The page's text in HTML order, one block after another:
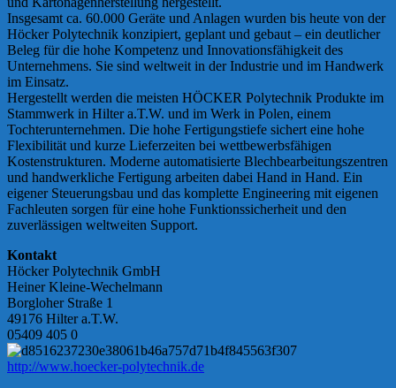
Insgesamt ca. 60.000 Geräte und Anlagen wurden bis heute von der
Höcker Polytechnik konzipiert, geplant und gebaut – ein deutlicher
Beleg für die hohe Kompetenz und Innovationsfähigkeit des
Unternehmens. Sie sind weltweit in der Industrie und im Handwerk
im Einsatz.
Hergestellt werden die meisten HÖCKER Polytechnik Produkte im
Stammwerk in Hilter a.T.W. und im Werk in Polen, einem
Tochterunternehmen. Die hohe Fertigungstiefe sichert eine hohe
Flexibilität und kurze Lieferzeiten bei wettbewerbsfähigen
Kostenstrukturen. Moderne automatisierte Blechbearbeitungszentren
und handwerkliche Fertigung arbeiten dabei Hand in Hand. Ein
eigener Steuerungsbau und das komplette Engineering mit eigenen
Fachleuten sorgen für eine hohe Funktionssicherheit und den
zuverlässigen weltweiten Support.
Kontakt
Höcker Polytechnik GmbH
Heiner Kleine-Wechelmann
Borgloher Straße 1
49176 Hilter a.T.W.
05409 405 0
http://www.hoecker-polytechnik.de